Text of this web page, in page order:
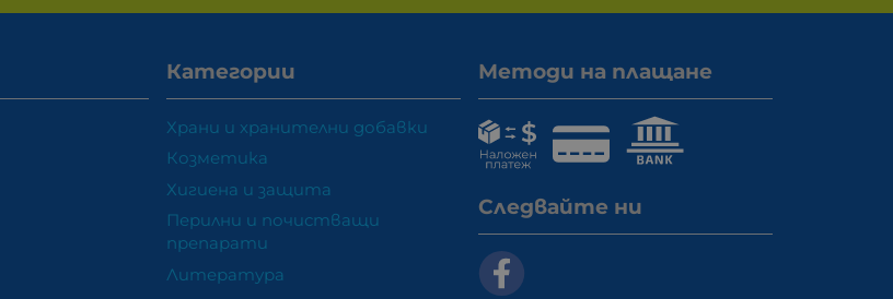
Категории
Храни и хранителни добавки
Козметика
Хигиена и защита
Перилни и почистващи
препарати
Литература
Методи на плащане
Следвайте ни